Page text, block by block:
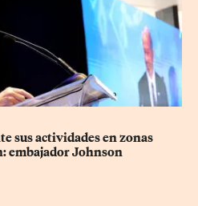
sus actividades en zonas
embajador Johnson